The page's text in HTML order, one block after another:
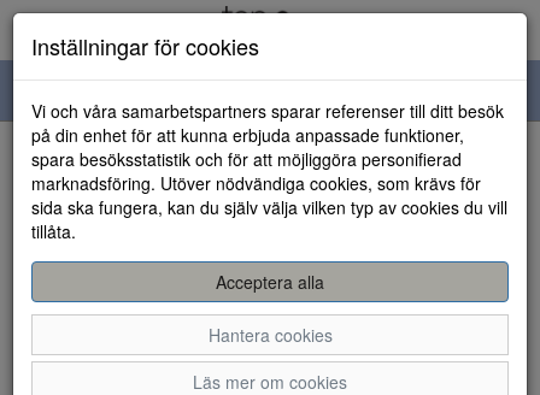
navigation
HEM
Inställningar för cookies
Vi och våra samarbetspartners sparar referenser till ditt besök
på din enhet för att kunna erbjuda anpassade funktioner,
spara besöksstatistik och för att möjliggöra personifierad
marknadsföring. Utöver nödvändiga cookies, som krävs för
sida ska fungera, kan du själv välja vilken typ av cookies du vill
tillåta.
Acceptera alla
Hantera cookies
Läs mer om cookies